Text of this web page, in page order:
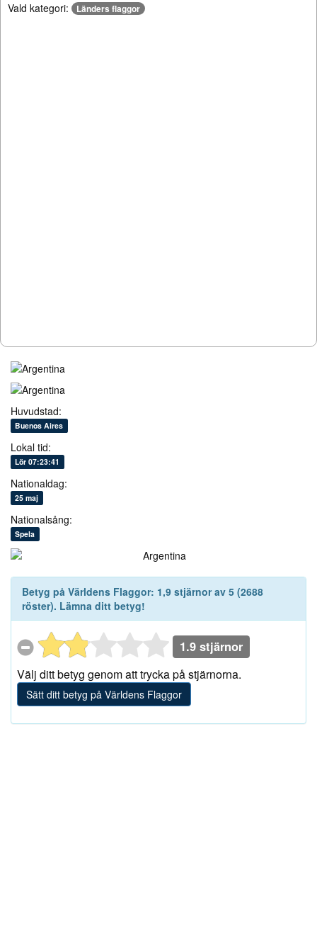
Vald kategori: Länders flaggor
Huvudstad:
Buenos Aires
Lokal tid:
Lör 07:23:41
Nationaldag:
25 maj
Nationalsång:
Spela
Betyg på Världens Flaggor: 1,9 stjärnor av 5 (2688
röster). Lämna ditt betyg!
1.9 stjärnor
Välj ditt betyg genom att trycka på stjärnorna.
Sätt ditt betyg på Världens Flaggor